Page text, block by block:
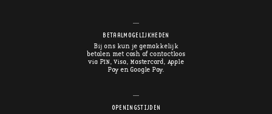
BETAALMOGELIJKHEDEN
Bij ons kun je gemakkelijk
betalen met cash of contactloos
via PIN, Visa, Mastercard, Apple
Pay en Google Pay.
OPENINGSTIJDEN